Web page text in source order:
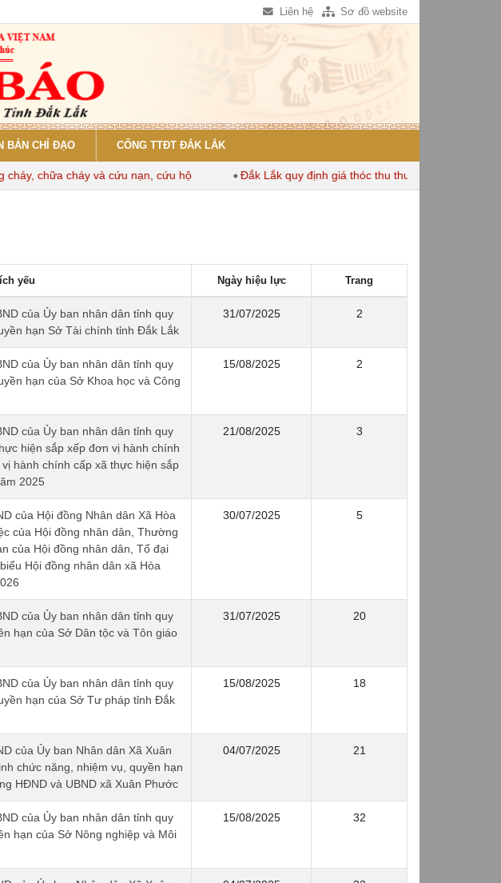
Liên hệ Sơ đồ website
BẢN CHỈ ĐẠO CỔNG TTĐT ĐẮK LẮK
chữa cháy và cứu nạn, cứu hộ Đắk Lắk quy định giá thóc thu thuế dùng để tính thuế
yếu Ngày hiệu lực Trang
của Ủy ban nhân dân tỉnh quy
hạn Sở Tài chính tỉnh Đắk Lắk
31/07/2025 2
của Ủy ban nhân dân tỉnh quy
hạn của Sở Khoa học và Công
15/08/2025 2
của Ủy ban nhân dân tỉnh quy
hiện sắp xếp đơn vị hành chính
hành chính cấp xã thực hiện sắp
2025
21/08/2025 3
của Hội đồng Nhân dân Xã Hòa
của Hội đồng nhân dân, Thường
của Hội đồng nhân dân, Tổ đại
Hội đồng nhân dân xã Hòa
30/07/2025 5
của Ủy ban nhân dân tỉnh quy
hạn của Sở Dân tộc và Tôn giáo
31/07/2025 20
của Ủy ban nhân dân tỉnh quy
hạn của Sở Tư pháp tỉnh Đắk
15/08/2025 18
của Ủy ban Nhân dân Xã Xuân
chức năng, nhiệm vụ, quyền hạn
HĐND và UBND xã Xuân Phước
04/07/2025 21
của Ủy ban nhân dân tỉnh quy
hạn của Sở Nông nghiệp và Môi
15/08/2025 32